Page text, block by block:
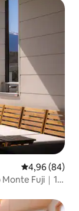
4,96 de uma
4,96 (84)
Fuji｜16